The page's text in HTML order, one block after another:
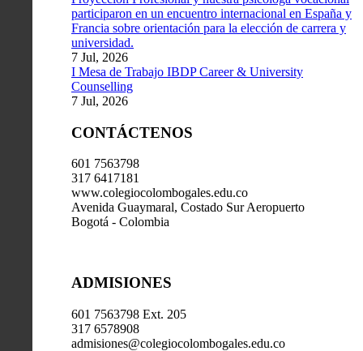
participaron en un encuentro internacional en España y
Francia sobre orientación para la elección de carrera y
universidad.
7 Jul, 2026
I Mesa de Trabajo IBDP Career & University
Counselling
7 Jul, 2026
CONTÁCTENOS
601 7563798
317 6417181
www.colegiocolombogales.edu.co
Avenida Guaymaral, Costado Sur Aeropuerto
Bogotá - Colombia
ADMISIONES
601 7563798 Ext. 205
317 6578908
admisiones@colegiocolombogales.edu.co